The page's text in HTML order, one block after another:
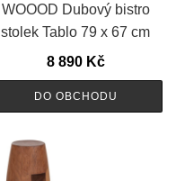
WOOOD Dubový bistro
stolek Tablo 79 x 67 cm
8 890 Kč
DO OBCHODU